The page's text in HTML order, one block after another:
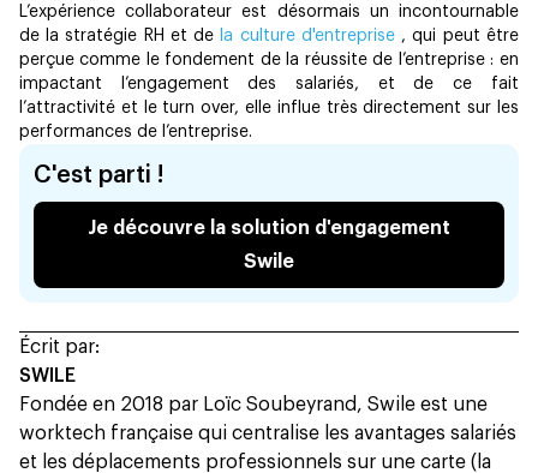
L’expérience collaborateur est désormais un incontournable
de la stratégie RH et de la culture d'entreprise , qui peut être
perçue comme le fondement de la réussite de l’entreprise : en
impactant l’engagement des salariés, et de ce fait
l’attractivité et le turn over, elle influe très directement sur les
performances de l’entreprise.
C'est parti !
Je découvre la solution d'engagement
Swile
Écrit par:
SWILE
Fondée en 2018 par Loïc Soubeyrand, Swile est une
worktech française qui centralise les avantages salariés
et les déplacements professionnels sur une carte (la